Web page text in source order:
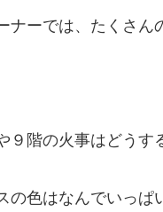
ナーでは、たくさん
９階の火事はどうす
の色はなんでいっぱ